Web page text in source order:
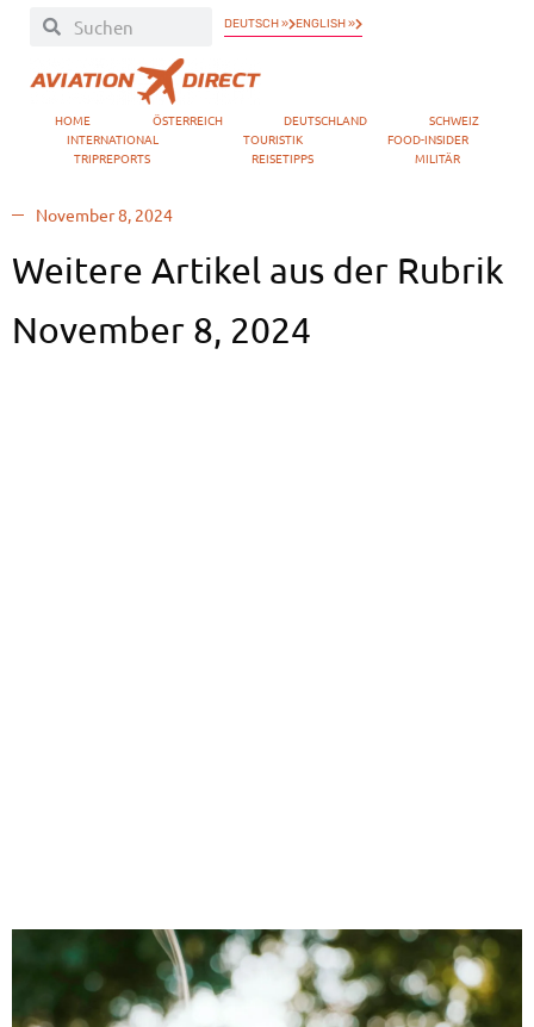
DEUTSCH » ENGLISH »
HOME ÖSTERREICH DEUTSCHLAND
SCHWEIZ
INTERNATIONAL
TOURISTIK
FOOD-INSIDER
TRIPREPORTS
REISETIPPS MILITÄR
November 8, 2024
Weitere Artikel aus der Rubrik
November 8, 2024